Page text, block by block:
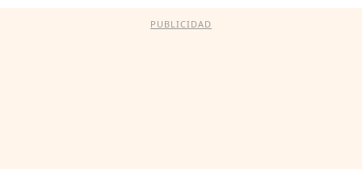
PUBLICIDAD